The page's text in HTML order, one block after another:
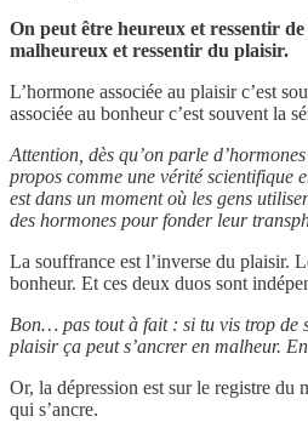
On peut être heureux et ressentir
malheureux et ressentir du plaisir.
L’hormone associée au plaisir c’est
associée au bonheur c’est souvent la
Attention, dès qu’on parle
propos comme une vérité scientifique
est dans un moment où les gens
des hormones pour fonder leur
La souffrance est l’inverse du plaisir.
bonheur. Et ces deux duos sont
Bon… pas tout à fait : si tu vis trop de
plaisir ça peut s’ancrer en malheur.
Or, la dépression est sur le registre du
qui s’ancre.